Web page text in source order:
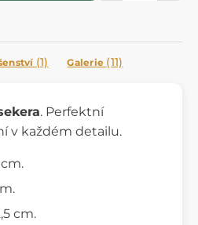
(1) Galerie (11)
. Perfektní
v každém detailu.
cm.